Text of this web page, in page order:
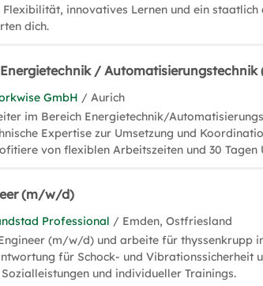
Flexibilität, innovatives Lernen und ein staatlich
dich.
/
GmbH / Aurich
im Bereich Energietechnik/
Expertise zur Umsetzung und
von flexiblen Arbeitszeiten und 30 Tagen
(m/w/d)
Professional / Emden, Ostfriesland
(m/w/d) und arbeite für thyssenkrupp
für Schock- und Vibrationssicherheit
und individueller Trainings.